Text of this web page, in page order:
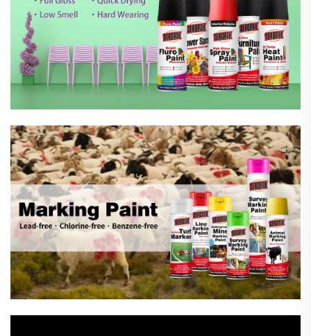
मार्किंग स्प्रे पेन्ट
अटोमोटिभ कार संरक्षण उत्पादनहरू